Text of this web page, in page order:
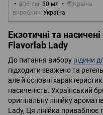
🧪Об`єм 30 мл
🌏Країна
виробник Україна
Екзотичні та
Flavorlab Lady
До питання вибору рідини
підходити зважено та
але й основні
насиченість. Український
оригінальну лінійку
Lady, Ця лінійка